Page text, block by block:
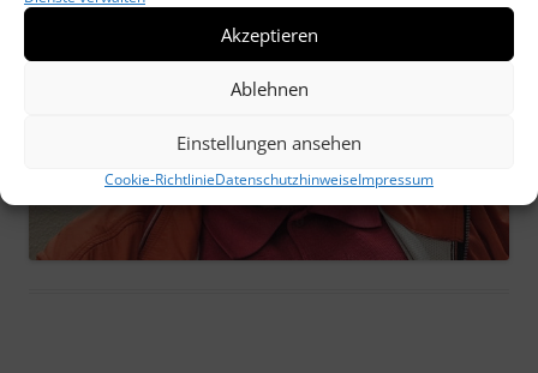
Akzeptieren
Ablehnen
Einstellungen ansehen
Cookie-RichtlinieDatenschutzhinweiseImpressum